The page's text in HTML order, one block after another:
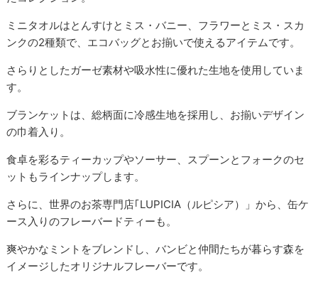
ミニタオルはとんすけとミス・バニー、フラワーとミス・スカ
ンクの2種類で、エコバッグとお揃いで使えるアイテムです。
さらりとしたガーゼ素材や吸水性に優れた生地を使用していま
す。
ブランケットは、総柄面に冷感生地を採用し、お揃いデザイン
の巾着入り。
食卓を彩るティーカップやソーサー、スプーンとフォークのセ
ットもラインナップします。
さらに、世界のお茶専門店｢LUPICIA（ルピシア）」から、缶ケ
ース入りのフレーバードティーも。
爽やかなミントをブレンドし、バンビと仲間たちが暮らす森を
イメージしたオリジナルフレーバーです。